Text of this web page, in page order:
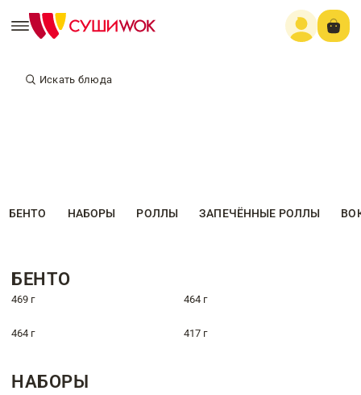
Искать блюда
БЕНТО НАБОРЫ РОЛЛЫ ЗАПЕЧЁННЫЕ РОЛЛЫ
БЕНТО
469 г 464 г
464 г 417 г
НАБОРЫ